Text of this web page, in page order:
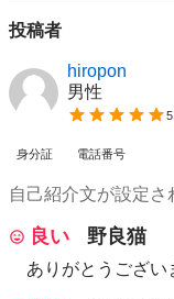
投稿者
hiropon
男性
身分証 電話番号
自己紹介文が設定さ
良い 野良猫
ありがとうござい